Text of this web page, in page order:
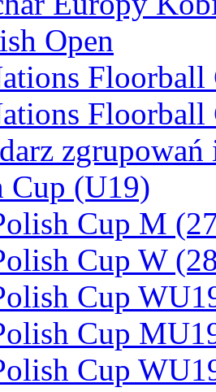
Open
Floorball
Floorball
Cup (U19)
Cup M
Cup W
Cup
Cup
Cup